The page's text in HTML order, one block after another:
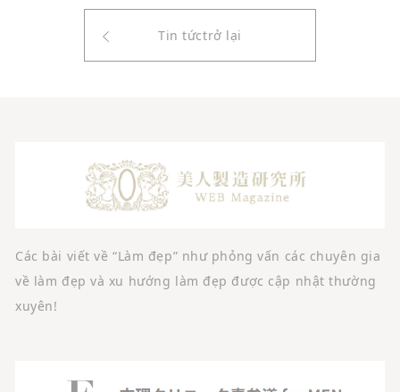
Tin tứctrở lại
Các bài viết về “Làm đẹp” như phỏng vấn các chuyên gia
về làm đẹp và xu hướng làm đẹp được cập nhật thường
xuyên!